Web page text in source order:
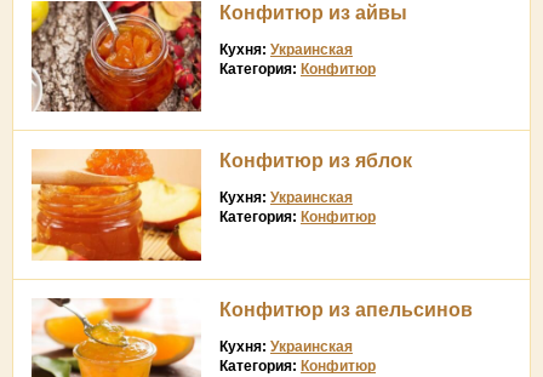
Конфитюр из айвы
Кухня: Украинская
Категория: Конфитюр
Конфитюр из яблок
Кухня: Украинская
Категория: Конфитюр
Конфитюр из апельсинов
Кухня: Украинская
Категория: Конфитюр